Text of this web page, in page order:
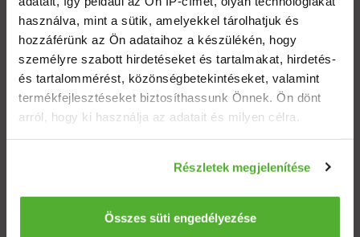
használva, mint a sütik, amelyekkel tárolhatjuk és
hozzáférünk az Ön adataihoz a készülékén, hogy
személyre szabott hirdetéseket és tartalmakat, hirdetés-
és tartalommérést, közönségbetekintéseket, valamint
termékfejlesztéseket biztosíthassunk Önnek. Ön dönt
arról, hogy ki használja az adatait és milyen célra.
Információgyűjtés az Ön földrajzi elhelyezkedéséről
pár méteres pontossággal
Az Ön készülékén beazonosítása annak konkrét
Részletek megjelenítése
Összes süti engedélyezése
Eladó lakások
Települések
Albérletek
Adatvédelem Etikai kódex